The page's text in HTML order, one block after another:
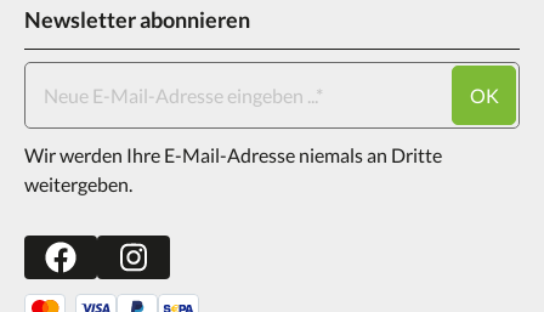
Newsletter abonnieren
OK
Wir werden Ihre E-Mail-Adresse niemals an Dritte
weitergeben.